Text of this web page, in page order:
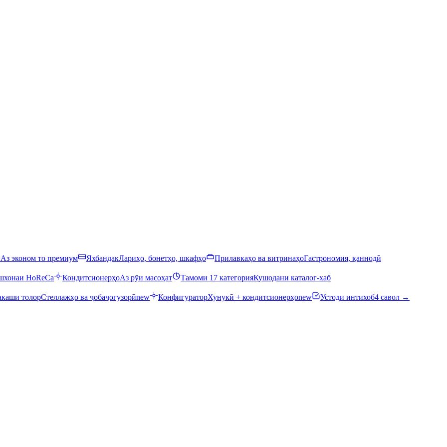
Аз эконом то премиум ЯхбандакЛариҳо, бонетҳо, шкафҳо Прилавкаҳо ва витринаҳоГастрономия, қаннодӣ
HoReCa КондитсионерҳоАз рӯи масоҳат Тамоми 17 категорияКушодани каталог-хаб
толорСтеллажҳо ва ҷобаҷогузорӣnew КонфигураторХунукӣ + кондитсионерҳоnew Устоди интихоб4 савол →